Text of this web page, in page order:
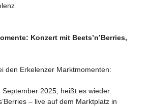
Konzert mit Beets’n’Berries,
den Erkelenzer Marktmomenten:
2025, heißt es wieder:
– live auf dem Marktplatz in